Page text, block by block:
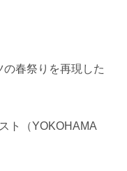
春祭りを再現した
ト（YOKOHAMA